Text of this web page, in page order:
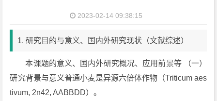
2023-02-14 09:38:15
1. 研究目的与意义、国内外研究现状（文献综述）
本课题的意义、国内外研究概况、应用前景等 （一）
研究背景与意义普通小麦是异源六倍体作物（Triticum aes
tivum, 2n42, AABBDD）。